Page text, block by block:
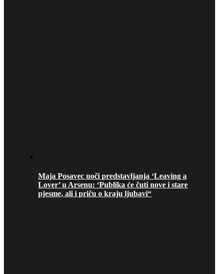
Maja Posavec uoči predstavljanja ‘Leaving a
Lover’ u Arsenu: ‘Publika će čuti nove i stare
pjesme, ali i priču o kraju ljubavi“